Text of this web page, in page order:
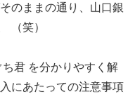
のままの通り、山口銀
（笑）
君 を分かりやすく解
にあたっての注意事項